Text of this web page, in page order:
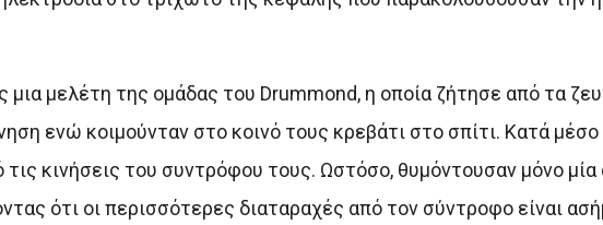
μελέτη της ομάδας του Drummond, η οποία ζήτησε από τα
ενώ κοιμούνταν στο κοινό τους κρεβάτι στο σπίτι. Κατά
κινήσεις του συντρόφου τους. Ωστόσο, θυμόντουσαν μόνο
ότι οι περισσότερες διαταραχές από τον σύντροφο είναι